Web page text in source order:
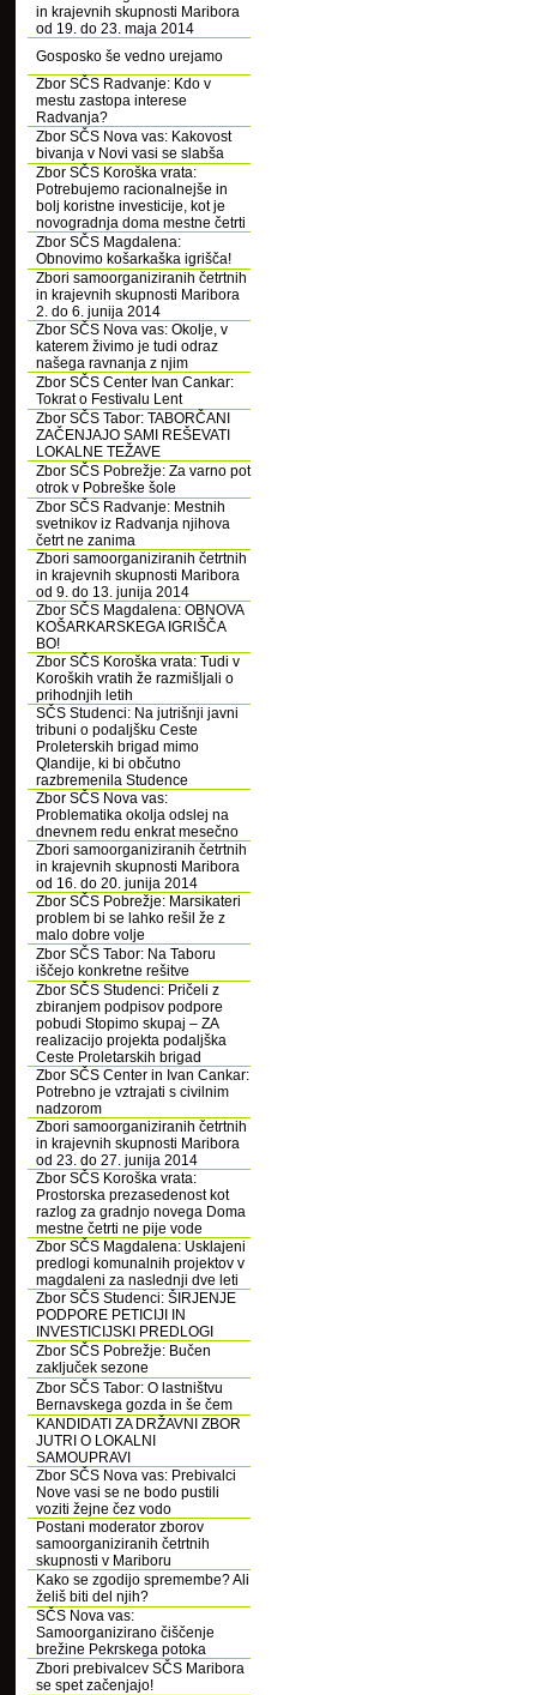
in krajevnih skupnosti Maribora
od 19. do 23. maja 2014
Gosposko še vedno urejamo
Zbor SČS Radvanje: Kdo v
mestu zastopa interese
Radvanja?
Zbor SČS Nova vas: Kakovost
bivanja v Novi vasi se slabša
Zbor SČS Koroška vrata:
Potrebujemo racionalnejše in
bolj koristne investicije, kot je
novogradnja doma mestne četrti
Zbor SČS Magdalena:
Obnovimo košarkaška igrišča!
Zbori samoorganiziranih četrtnih
in krajevnih skupnosti Maribora
2. do 6. junija 2014
Zbor SČS Nova vas: Okolje, v
katerem živimo je tudi odraz
našega ravnanja z njim
Zbor SČS Center Ivan Cankar:
Tokrat o Festivalu Lent
Zbor SČS Tabor: TABORČANI
ZAČENJAJO SAMI REŠEVATI
LOKALNE TEŽAVE
Zbor SČS Pobrežje: Za varno pot
otrok v Pobreške šole
Zbor SČS Radvanje: Mestnih
svetnikov iz Radvanja njihova
četrt ne zanima
Zbori samoorganiziranih četrtnih
in krajevnih skupnosti Maribora
od 9. do 13. junija 2014
Zbor SČS Magdalena: OBNOVA
KOŠARKARSKEGA IGRIŠČA
BO!
Zbor SČS Koroška vrata: Tudi v
Koroških vratih že razmišljali o
prihodnjih letih
SČS Studenci: Na jutrišnji javni
tribuni o podaljšku Ceste
Proleterskih brigad mimo
Qlandije, ki bi občutno
razbremenila Studence
Zbor SČS Nova vas:
Problematika okolja odslej na
dnevnem redu enkrat mesečno
Zbori samoorganiziranih četrtnih
in krajevnih skupnosti Maribora
od 16. do 20. junija 2014
Zbor SČS Pobrežje: Marsikateri
problem bi se lahko rešil že z
malo dobre volje
Zbor SČS Tabor: Na Taboru
iščejo konkretne rešitve
Zbor SČS Studenci: Pričeli z
zbiranjem podpisov podpore
pobudi Stopimo skupaj – ZA
realizacijo projekta podaljška
Ceste Proletarskih brigad
Zbor SČS Center in Ivan Cankar:
Potrebno je vztrajati s civilnim
nadzorom
Zbori samoorganiziranih četrtnih
in krajevnih skupnosti Maribora
od 23. do 27. junija 2014
Zbor SČS Koroška vrata:
Prostorska prezasedenost kot
razlog za gradnjo novega Doma
mestne četrti ne pije vode
Zbor SČS Magdalena: Usklajeni
predlogi komunalnih projektov v
magdaleni za naslednji dve leti
Zbor SČS Studenci: ŠIRJENJE
PODPORE PETICIJI IN
INVESTICIJSKI PREDLOGI
Zbor SČS Pobrežje: Bučen
zaključek sezone
Zbor SČS Tabor: O lastništvu
Bernavskega gozda in še čem
KANDIDATI ZA DRŽAVNI ZBOR
JUTRI O LOKALNI
SAMOUPRAVI
Zbor SČS Nova vas: Prebivalci
Nove vasi se ne bodo pustili
voziti žejne čez vodo
Postani moderator zborov
samoorganiziranih četrtnih
skupnosti v Mariboru
Kako se zgodijo spremembe? Ali
želiš biti del njih?
SČS Nova vas:
Samoorganizirano čiščenje
brežine Pekrskega potoka
Zbori prebivalcev SČS Maribora
se spet začenjajo!